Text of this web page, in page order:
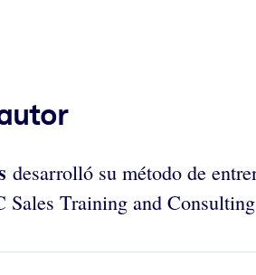
desarrolló su método de
Training and